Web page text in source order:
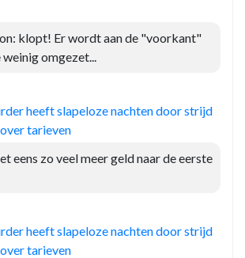
klopt! Er wordt aan de "voorkant"
omgezet...
heeft slapeloze nachten door strijd
tarieven
eens zo veel meer geld naar de eerste
heeft slapeloze nachten door strijd
tarieven